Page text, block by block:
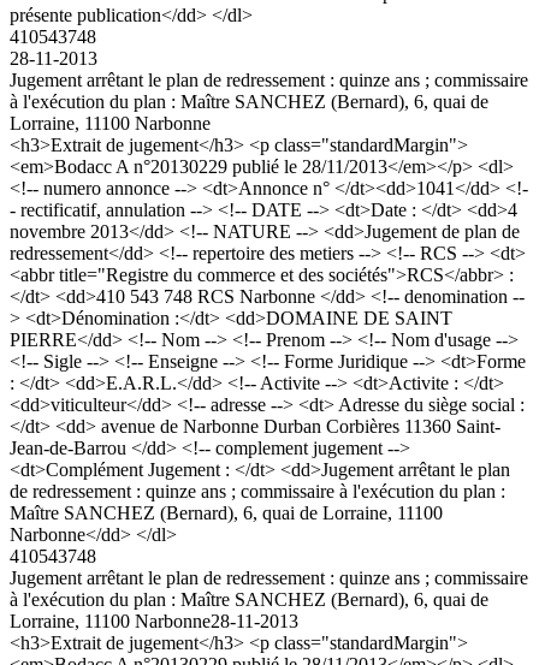
présente publication</dd> </dl>
410543748
28-11-2013
Jugement arrêtant le plan de redressement : quinze ans ; commissaire
à l'exécution du plan : Maître SANCHEZ (Bernard), 6, quai de
Lorraine, 11100 Narbonne
<h3>Extrait de jugement</h3> <p class="standardMargin">
<em>Bodacc A n°20130229 publié le 28/11/2013</em></p> <dl>
<!-- numero annonce --> <dt>Annonce n° </dt><dd>1041</dd> <!-
- rectificatif, annulation --> <!-- DATE --> <dt>Date : </dt> <dd>4
novembre 2013</dd> <!-- NATURE --> <dd>Jugement de plan de
redressement</dd> <!-- repertoire des metiers --> <!-- RCS --> <dt>
<abbr title="Registre du commerce et des sociétés">RCS</abbr> :
</dt> <dd>410 543 748 RCS Narbonne </dd> <!-- denomination --
> <dt>Dénomination :</dt> <dd>DOMAINE DE SAINT
PIERRE</dd> <!-- Nom --> <!-- Prenom --> <!-- Nom d'usage -->
<!-- Sigle --> <!-- Enseigne --> <!-- Forme Juridique --> <dt>Forme
: </dt> <dd>E.A.R.L.</dd> <!-- Activite --> <dt>Activite : </dt>
<dd>viticulteur</dd> <!-- adresse --> <dt> Adresse du siège social :
</dt> <dd> avenue de Narbonne Durban Corbières 11360 Saint-
Jean-de-Barrou </dd> <!-- complement jugement -->
<dt>Complément Jugement : </dt> <dd>Jugement arrêtant le plan
de redressement : quinze ans ; commissaire à l'exécution du plan :
Maître SANCHEZ (Bernard), 6, quai de Lorraine, 11100
Narbonne</dd> </dl>
410543748
Jugement arrêtant le plan de redressement : quinze ans ; commissaire
à l'exécution du plan : Maître SANCHEZ (Bernard), 6, quai de
Lorraine, 11100 Narbonne28-11-2013
<h3>Extrait de jugement</h3> <p class="standardMargin">